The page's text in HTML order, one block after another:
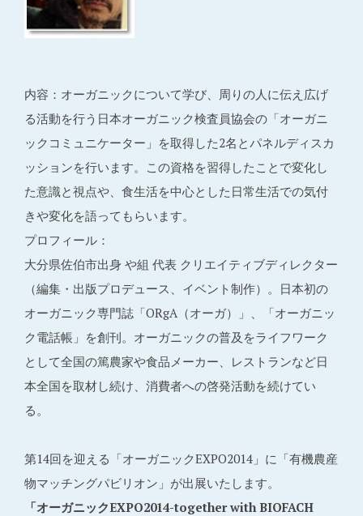
内容：オーガニックについて学び、周りの人に伝え広げ
る活動を行う日本オーガニック検査員協会の「オーガニ
ックコミュニケーター」を取得した2名とパネルディスカ
ッションを行います。この資格を習得したことで変化し
た意識と視点や、食生活を中心とした日常生活での気付
きや変化を語ってもらいます。
プロフィール：
大分県佐伯市出身 や組 代表 クリエイティブディレクター
（編集・出版プロデュース、イベント制作）。日本初の
オーガニック専門誌「ORgA（オーガ）」、「オーガニッ
ク電話帳」を創刊。オーガニックの普及をライフワーク
として全国の篤農家や食品メーカー、レストランなど日
本全国を取材し続け、消費者への啓発活動を続けてい
る。
第14回を迎える「オーガニックEXPO2014」に「有機農産
物マッチングパビリオン」が出展いたします。
「オーガニックEXPO2014-together with BIOFACH